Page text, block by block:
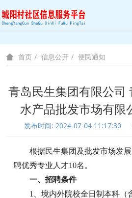
首页 信息公开 便民通知
青岛民生集团有限公司
水产品批发市场有限
发布时间: 2024-07-04 11:17:30
根据民生集团及批发市场发
聘优秀专业人才10名。
一、招聘条件
1、境内外院校全日制本科（